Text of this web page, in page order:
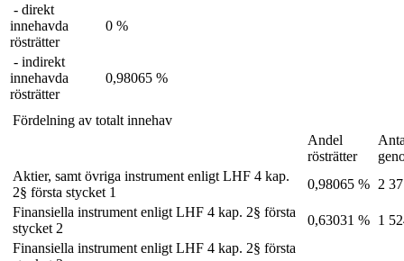
- direkt
innehavda
rösträtter
0 %
- indirekt
innehavda
rösträtter
0,98065 %
Fördelning av totalt innehav
Andel
rösträtter
Aktier, samt övriga instrument enligt LHF 4 kap.
2§ första stycket 1
0,98065 % 2
Finansiella instrument enligt LHF 4 kap. 2§ första
stycket 2
0,63031 % 1
Finansiella instrument enligt LHF 4 kap. 2§ första